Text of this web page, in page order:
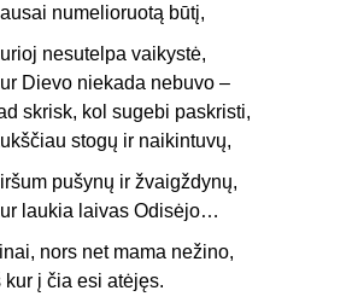
numelioruotą būtį,
nesutelpa vaikystė,
Dievo niekada nebuvo –
skrisk, kol sugebi paskristi,
stogų ir naikintuvų,
pušynų ir žvaigždynų,
laukia laivas Odisėjo…
nors net mama nežino,
kur į čia esi atėjęs.